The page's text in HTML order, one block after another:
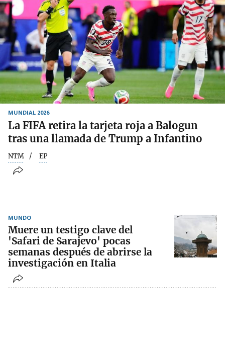
MUNDIAL 2026
La FIFA retira la tarjeta roja a Balogun
tras una llamada de Trump a Infantino
NTM EP
MUNDO
Muere un testigo clave del
'Safari de Sarajevo' pocas
semanas después de abrirse la
investigación en Italia